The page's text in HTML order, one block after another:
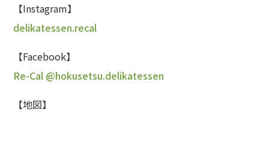
【Instagram】
delikatessen.recal
【Facebook】
Re-Cal @hokusetsu.delikatessen
【地図】